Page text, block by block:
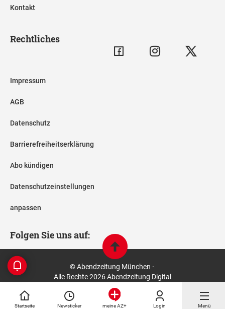
Startseite Newsticker meine AZ+ Login Menü
Kontakt
Rechtliches
Impressum
AGB
Datenschutz
Barrierefreiheitserklärung
Abo kündigen
Datenschutzeinstellungen
anpassen
Folgen Sie uns auf:
© Abendzeitung München ·
Alle Rechte 2026 Abendzeitung Digital